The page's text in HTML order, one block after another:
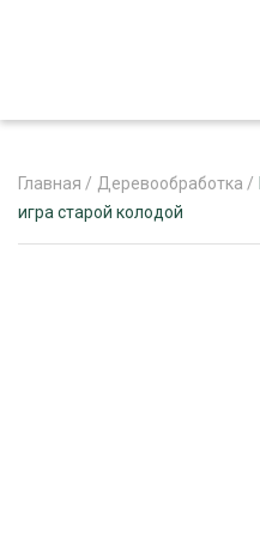
Главная / Деревообработка /
игра старой колодой